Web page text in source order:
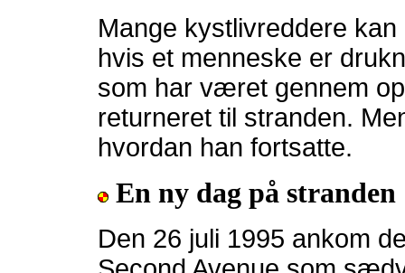
Mange kystlivreddere
hvis et menneske er
som har været gennem
returneret til stranden.
hvordan han fortsatte.
En ny dag på stranden
Den 26 juli 1995 ankom